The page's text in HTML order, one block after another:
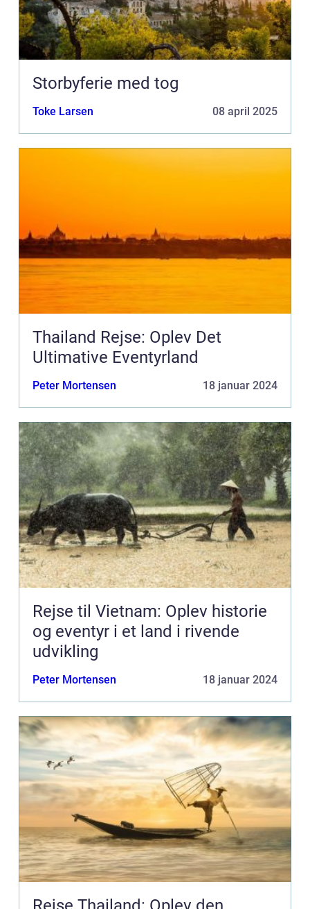
Storbyferie med tog
Toke Larsen 08 april 2025
Thailand Rejse: Oplev Det
Ultimative Eventyrland
Peter Mortensen 18 januar 2024
Rejse til Vietnam: Oplev historie
og eventyr i et land i rivende
udvikling
Peter Mortensen 18 januar 2024